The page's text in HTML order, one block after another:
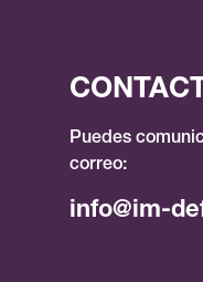
Puedes
correo:
info@im-